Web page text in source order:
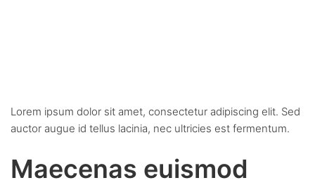
Lorem ipsum dolor sit amet, consectetur adipiscing elit. Sed
auctor augue id tellus lacinia, nec ultricies est fermentum.
Maecenas euismod